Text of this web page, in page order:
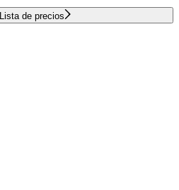
Lista de precios